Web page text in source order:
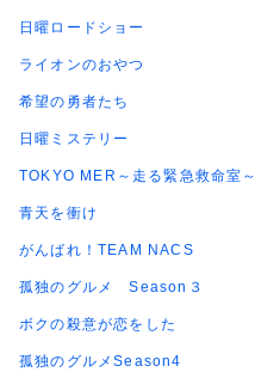
日曜ロードショー
ライオンのおやつ
希望の勇者たち
日曜ミステリー
TOKYO MER～走る緊急救命室～
青天を衝け
がんばれ！TEAM NACS
孤独のグルメ Season３
ボクの殺意が恋をした
孤独のグルメSeason4